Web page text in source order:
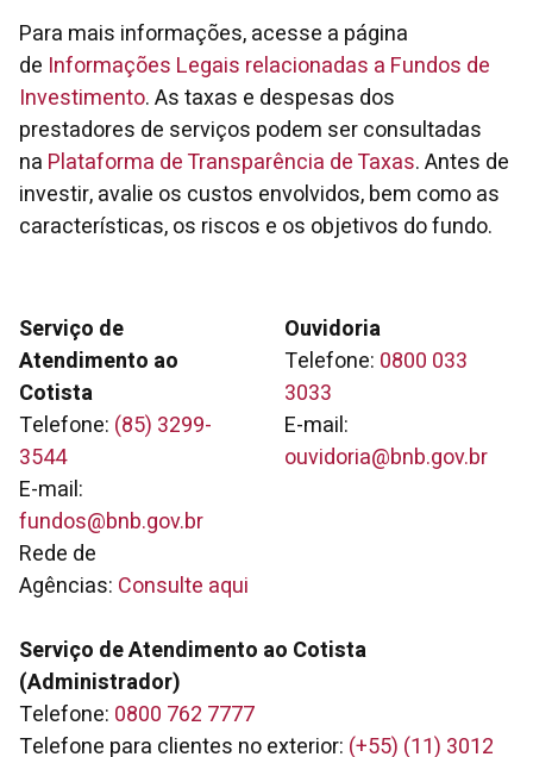
Para mais informações, acesse a página
de Informações Legais relacionadas a Fundos de
Investimento. As taxas e despesas dos
prestadores de serviços podem ser consultadas
na Plataforma de Transparência de Taxas. Antes de
investir, avalie os custos envolvidos, bem como as
características, os riscos e os objetivos do fundo.
Serviço de
Atendimento ao
Cotista
Telefone: (85) 3299-
3544
E-mail:
fundos@bnb.gov.br
Rede de
Agências: Consulte aqui
Ouvidoria
Telefone: 0800 033
3033
E-mail:
ouvidoria@bnb.gov.br
Serviço de Atendimento ao Cotista
(Administrador)
Telefone: 0800 762 7777
Telefone para clientes no exterior: (+55) (11) 3012